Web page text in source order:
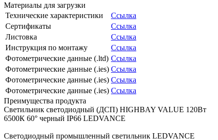
Материалы для загрузки
Технические характеристики
Ссылка
Сертификаты
Ссылка
Листовка
Ссылка
Инструкция по монтажу
Ссылка
Фотометрические данные (.ltd) Ссылка
Фотометрические данные (.ies) Ссылка
Фотометрические данные (.ies) Ссылка
Фотометрические данные (.ies) Ссылка
Преимущества продукта
Светильник светодиодный (ДСП) HIGHBAY VALUE 120Вт
6500К 60° черный IP66 LEDVANCE
Светодиодный промышленный светильник LEDVANCE